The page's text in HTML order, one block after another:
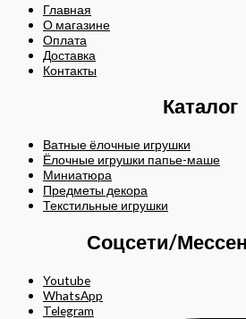
Главная
О магазине
Оплата
Доставка
Контакты
Каталог
Ватные ёлочные игрушки
Ёлочные игрушки папье-маше
Миниатюра
Предметы декора
Текстильные игрушки
Соцсети/
Youtube
WhatsApp
Telegram